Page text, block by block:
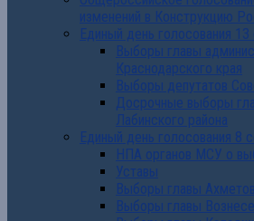
изменений в Конструкцию
Единый день голосования
Выборы главы
Краснодарского края
Выборы депутатов
Досрочные выборы
Лабинского района
Единый день голосования 8
НПА органов МСУ о
Уставы
Выборы главы
Выборы главы